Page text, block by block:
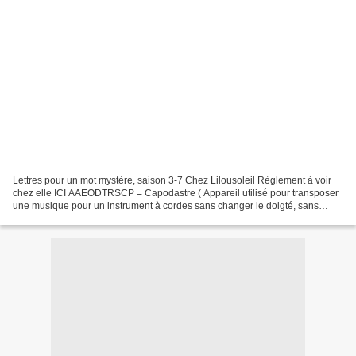
Lettres pour un mot mystère, saison 3-7 Chez Lilousoleil Règlement à voir
chez elle ICI AAEODTRSCP = Capodastre ( Appareil utilisé pour transposer
une musique pour un instrument à cordes sans changer le doigté, sans